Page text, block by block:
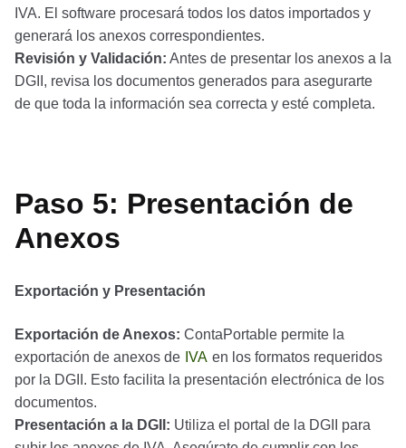
IVA. El software procesará todos los datos importados y
generará los anexos correspondientes.
Revisión y Validación: Antes de presentar los anexos a la
DGII, revisa los documentos generados para asegurarte
de que toda la información sea correcta y esté completa.
Paso 5: Presentación de
Anexos
Exportación y Presentación
Exportación de Anexos: ContaPortable permite la
exportación de anexos de IVA en los formatos requeridos
por la DGII. Esto facilita la presentación electrónica de los
documentos.
Presentación a la DGII: Utiliza el portal de la DGII para